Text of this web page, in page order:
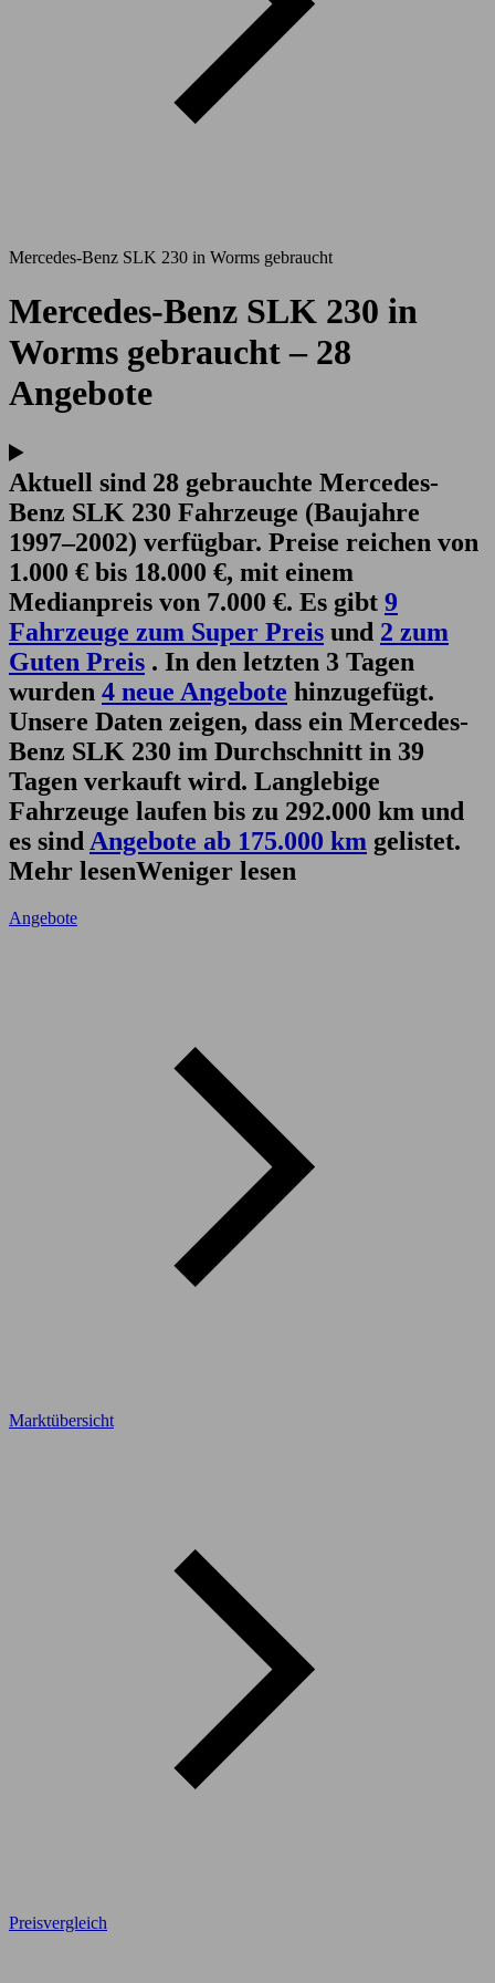
Mercedes-Benz SLK 230 in Worms gebraucht
Mercedes-Benz SLK 230 in
Worms gebraucht – 28
Angebote
Aktuell sind 28 gebrauchte Mercedes-
Benz SLK 230 Fahrzeuge (Baujahre
1997–2002) verfügbar. Preise reichen von
1.000 € bis 18.000 €, mit einem
Medianpreis von 7.000 €. Es gibt 9
Fahrzeuge zum Super Preis und 2 zum
Guten Preis . In den letzten 3 Tagen
wurden 4 neue Angebote hinzugefügt.
Unsere Daten zeigen, dass ein Mercedes-
Benz SLK 230 im Durchschnitt in 39
Tagen verkauft wird. Langlebige
Fahrzeuge laufen bis zu 292.000 km und
es sind Angebote ab 175.000 km gelistet.
Mehr lesenWeniger lesen
Angebote
Marktübersicht
Preisvergleich